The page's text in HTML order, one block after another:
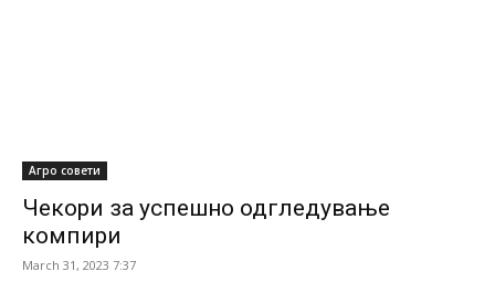
Агро совети
Чекори за успешно одгледување
компири
March 31, 2023 7:37